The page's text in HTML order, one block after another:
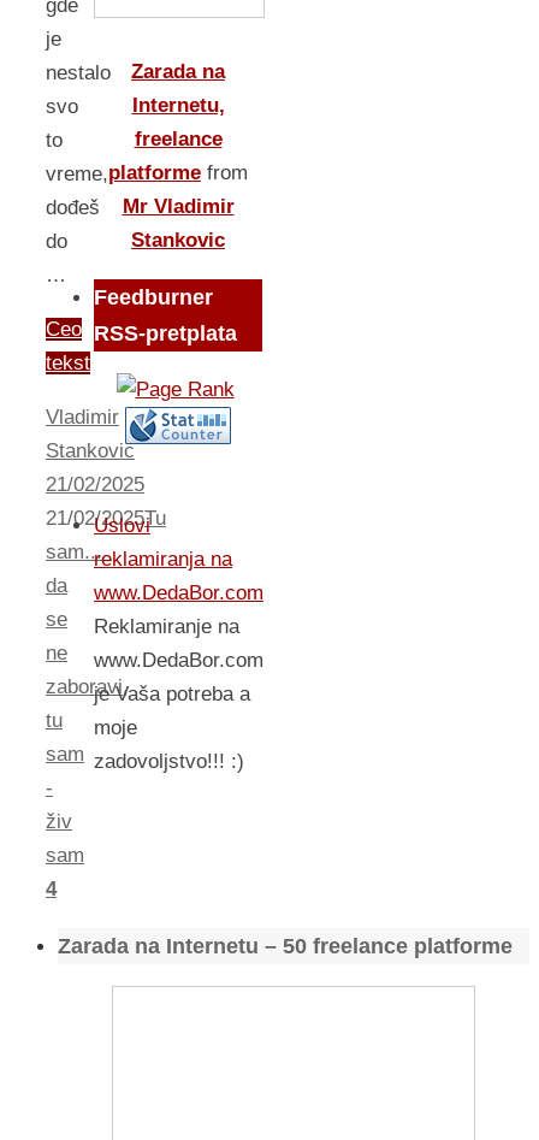
gde
je
nestalo
svo
to
vreme,
dođeš
do
…
Ceo
tekst
Vladimir
Stankovic
21/02/2025
21/02/2025Tu
sam...
da
se
ne
zaboravi,
tu
sam
-
živ
sam
4
Zarada na
Internetu,
freelance
platforme from
Mr Vladimir
Stankovic
Feedburner
RSS-pretplata
Uslovi
reklamiranja na
www.DedaBor.com
Reklamiranje na
www.DedaBor.com
je Vaša potreba a
moje
zadovoljstvo!!! :)
Zarada na Internetu – 50 freelance platforme